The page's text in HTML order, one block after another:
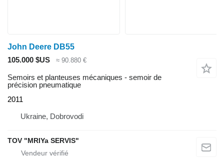
John Deere DB55
105.000 $US
≈ 90.880 €
Semoirs et planteuses mécaniques - semoir de
précision pneumatique
2011
Ukraine, Dobrovodi
TOV "MRIYa SERVIS"